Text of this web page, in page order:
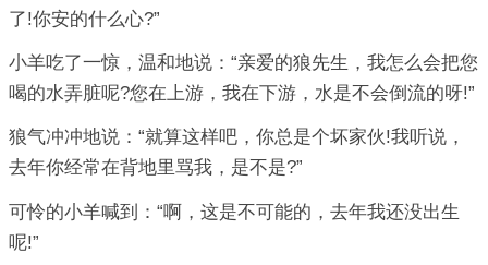
了!你安的什么心?”
小羊吃了一惊，温和地说：“亲爱的狼先生，我怎么会把您
喝的水弄脏呢?您在上游，我在下游，水是不会倒流的呀!”
狼气冲冲地说：“就算这样吧，你总是个坏家伙!我听说，
去年你经常在背地里骂我，是不是?”
可怜的小羊喊到：“啊，这是不可能的，去年我还没出生
呢!”